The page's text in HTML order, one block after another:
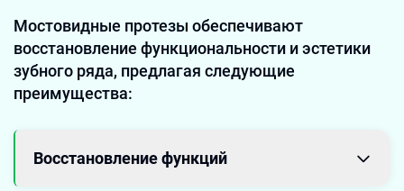
Мостовидные протезы обеспечивают
восстановление функциональности и эстетики
зубного ряда, предлагая следующие
преимущества:
Восстановление функций